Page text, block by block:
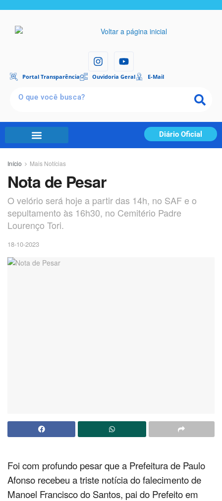
Portal Transparência Ouvidoria Geral E-Mail
Diário Oficial
Início Mais Notícias
Nota de Pesar
O velório será hoje a partir das 14h, no SAF e o
sepultamento às 16h30, no Cemitério Padre
Lourenço Tori.
18-10-2023
Foi com profundo pesar que a Prefeitura de Paulo
Afonso recebeu a triste notícia do falecimento de
Manoel Francisco do Santos, pai do Prefeito em